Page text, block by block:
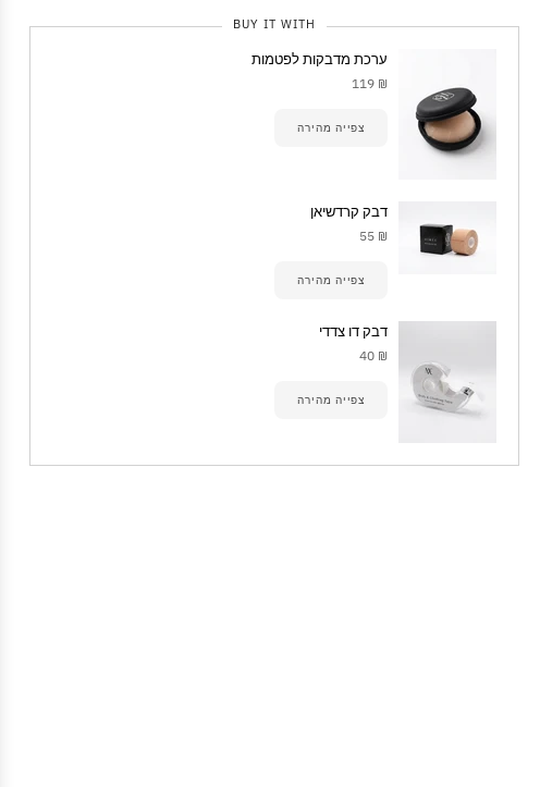
BUY IT WITH
ערכת מדבקות לפטמות
₪ 119
צפייה מהירה
דבק קרדשיאן
₪ 55
צפייה מהירה
דבק דו צדדי
₪ 40
צפייה מהירה